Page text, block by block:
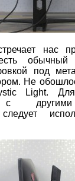
нас
обычный
под
Не
Light.
с